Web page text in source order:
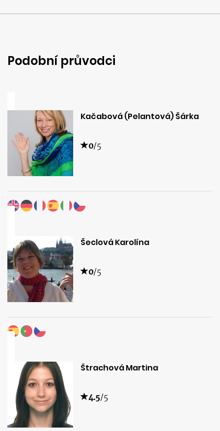
Podobní průvodci
Kačabová (Pelantová) Šárka
0/5
Šeclová Karolína
0/5
Štrachová Martina
4.5/5